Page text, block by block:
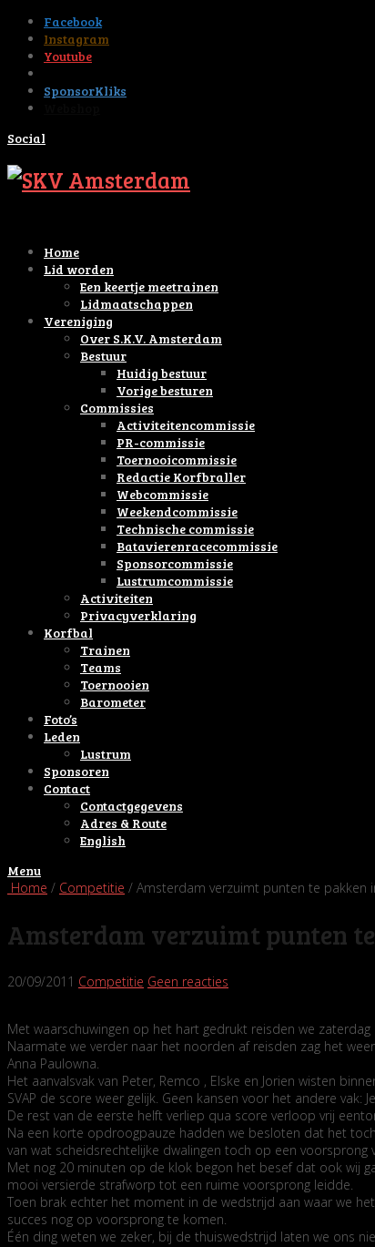
Facebook
Instagram
Youtube
SponsorKliks
Social
Home
Lid worden
Een keertje meetrainen
Lidmaatschappen
Vereniging
Over S.K.V. Amsterdam
Bestuur
Huidig bestuur
Vorige besturen
Commissies
Activiteitencommissie
PR-commissie
Toernooicommissie
Redactie Korfbraller
Webcommissie
Weekendcommissie
Technische commissie
Batavierenracecommissie
Sponsorcommissie
Lustrumcommissie
Activiteiten
Privacyverklaring
Korfbal
Trainen
Teams
Toernooien
Barometer
Foto’s
Leden
Lustrum
Sponsoren
Contact
Contactgegevens
Adres & Route
English
Menu
Home / Competitie / Amsterdam verzuimt punten te pakken
Amsterdam verzuimt punten
20/09/2011 Competitie Geen reacties
Met waarschuwingen op het hart gedrukt reisden we
Naarmate we verder naar het noorden af reisden zag het
Anna Paulowna.
Het aanvalsvak van Peter, Remco , Elske en Jorien wisten
SVAP de score weer gelijk. Geen kansen voor het andere vak:
De rest van de eerste helft verliep qua score verloop vrij
Na een korte opdroogpauze hadden we besloten dat het
van wat scheidsrechtelijke dwalingen toch op een voorsprong
Met nog 20 minuten op de klok begon het besef dat ook wij
mooi versierde strafworp tot een ruime voorsprong leidde.
Toen brak echter het moment in de wedstrijd aan waar we
succes nog op voorsprong te komen.
Één ding weten we zeker, bij de thuiswedstrijd laten we ons